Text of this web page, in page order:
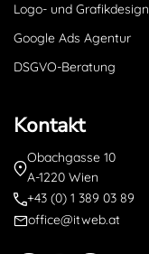
Logo- und Grafikdesign
Google Ads Agentur
DSGVO-Beratung
Kontakt
Obachgasse 10
A-1220 Wien
+43 (0) 1 389 03 89
office@itweb.at